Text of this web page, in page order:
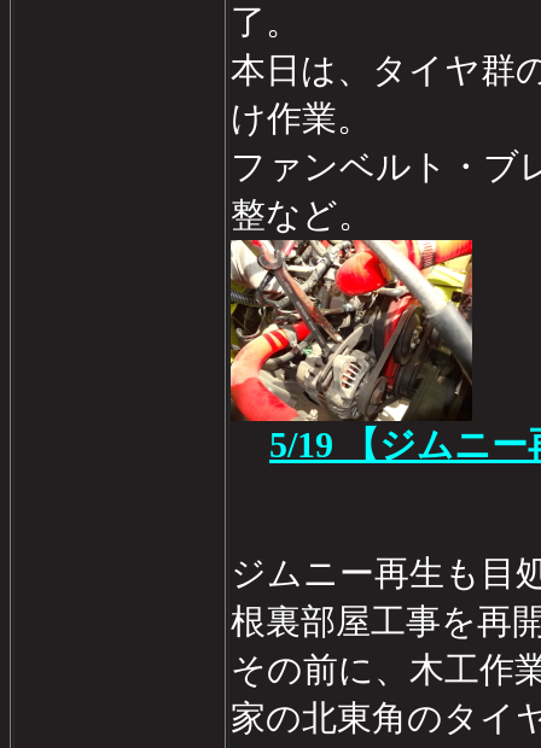
了。
本日は、タイヤ群
け作業。
ファンベルト・ブ
整など。
5/19 【ジムニー
ジムニー再生も目
根裏部屋工事を再
その前に、木工作
家の北東角のタイ